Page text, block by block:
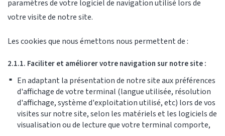
paramètres de votre logiciel de navigation utilisé lors de
votre visite de notre site.
Les cookies que nous émettons nous permettent de :
2.1.1. Faciliter et améliorer votre navigation sur notre site :
En adaptant la présentation de notre site aux préférences
d'affichage de votre terminal (langue utilisée, résolution
d'affichage, système d'exploitation utilisé, etc) lors de vos
visites sur notre site, selon les matériels et les logiciels de
visualisation ou de lecture que votre terminal comporte,